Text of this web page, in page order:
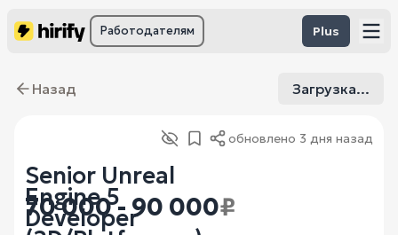
Работодателям Plus
Назад Загрузка...
обновлено 3 дня назад
Senior Unreal
Engine 5
Developer
70 000 - 90 000₽